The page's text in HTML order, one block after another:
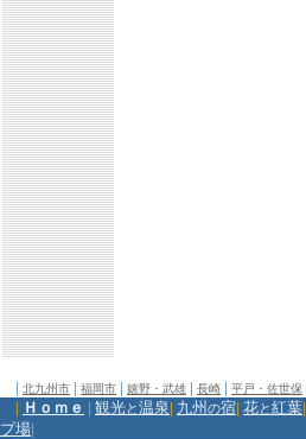
| 北九州市 | 福岡市 | 嬉野・武雄 | 長崎 | 平戸・佐世保
| Ｈｏｍｅ | 観光と温泉| 九州 の宿| 花と紅葉|
プ場|